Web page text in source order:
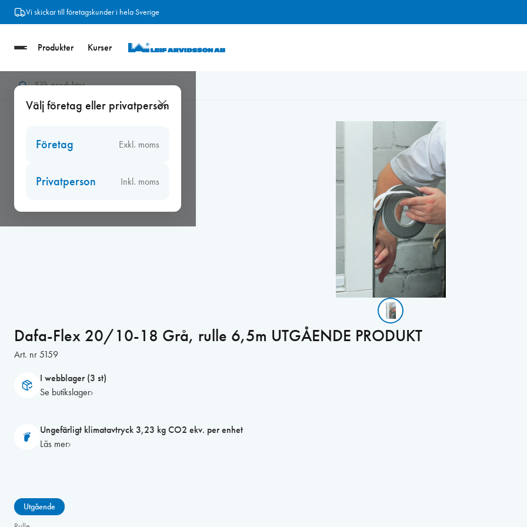
Hoppa
Vi skickar till företagskunder i hela Sverige
Produkter Kurser
Välj företag eller privatperson
Företag Exkl. moms
Privatperson Inkl. moms
Hem Expanderande fogband/
Dafa-Flex 20/10-18 Grå, rulle 6,5m UTGÅENDE PRODUKT
Art. nr 5159
I webblager (3 st)
Se butikslager
Ungefärligt klimatavtryck 3,23 kg CO2 ekv. per enhet
Läs mer
Utgående